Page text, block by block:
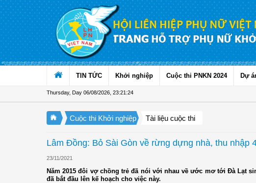
Skip to Content
TIN TỨC Khởi nghiệp Cuộc thi PNKN 2024 Dự
Thursday, Day 06/08/2026 23:21:26
Cuộc thi Khởi nghiệp Tài liệu cuộc thi
Lâm Đồng: Bỏ Sài Gòn về rừng dựng nhà, thu nhập
23/11/2021
Năm 2015 đôi vợ chồng trẻ đã nói với nhau về ước mơ tới Đà Lạt
đã bắt đầu lên kế hoạch cho việc này.